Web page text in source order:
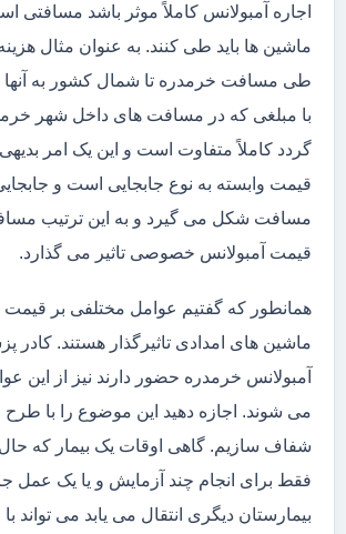
اجاره آمبولانس کاملاً موثر باشد مسافتی
ماشین ها باید طی کنند. به عنوان مثال
طی مسافت خرمدره تا شمال کشور به آنها
با مبلغی که در مسافت های داخل شهر
گردد کاملاً متفاوت است و این یک امر
قیمت وابسته به نوع جابجایی است و
مسافت شکل می گیرد و به این ترتیب
قیمت آمبولانس خصوصی تاثیر می گذارد.
همانطور که گفتیم عوامل مختلفی بر قیمت
ماشین های امدادی تاثیرگذار هستند. کادر
آمبولانس خرمدره حضور دارند نیز از این
می شوند. اجازه دهید این موضوع را با طرح
شفاف سازیم. گاهی اوقات یک بیمار که
فقط برای انجام چند آزمایش و یا یک عمل
بیمارستان دیگری انتقال می یابد می تواند با